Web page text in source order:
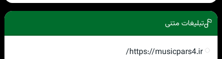
تبلیغات متنی
https://musicpars4.ir/